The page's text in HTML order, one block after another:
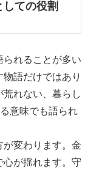
ての役割
れることが多い
語だけではあり
れない、暮らし
意味でも語られ
が変わります。金
が揺れます。守